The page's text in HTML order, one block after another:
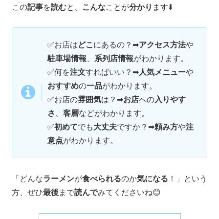
この記事を読むと、 こんなことが分かり ます⬇️
✅お店はどこにあるの？➡アクセス方法や
駐車場情報、 系列店情報がわかります。
✅何を注文すればいい？➡人気メニューや
おすすめの一品がわかります。
✅お店の雰囲気は？➡お店への入りやす
さ、 客層などがわかります。
✅初めてでも大丈夫ですか？➡頼み方や注
意点がわかります。
「どんなラーメンが食べられるのか気になる ！」という
方、ぜひ最後まで読んでみてくださいね😊